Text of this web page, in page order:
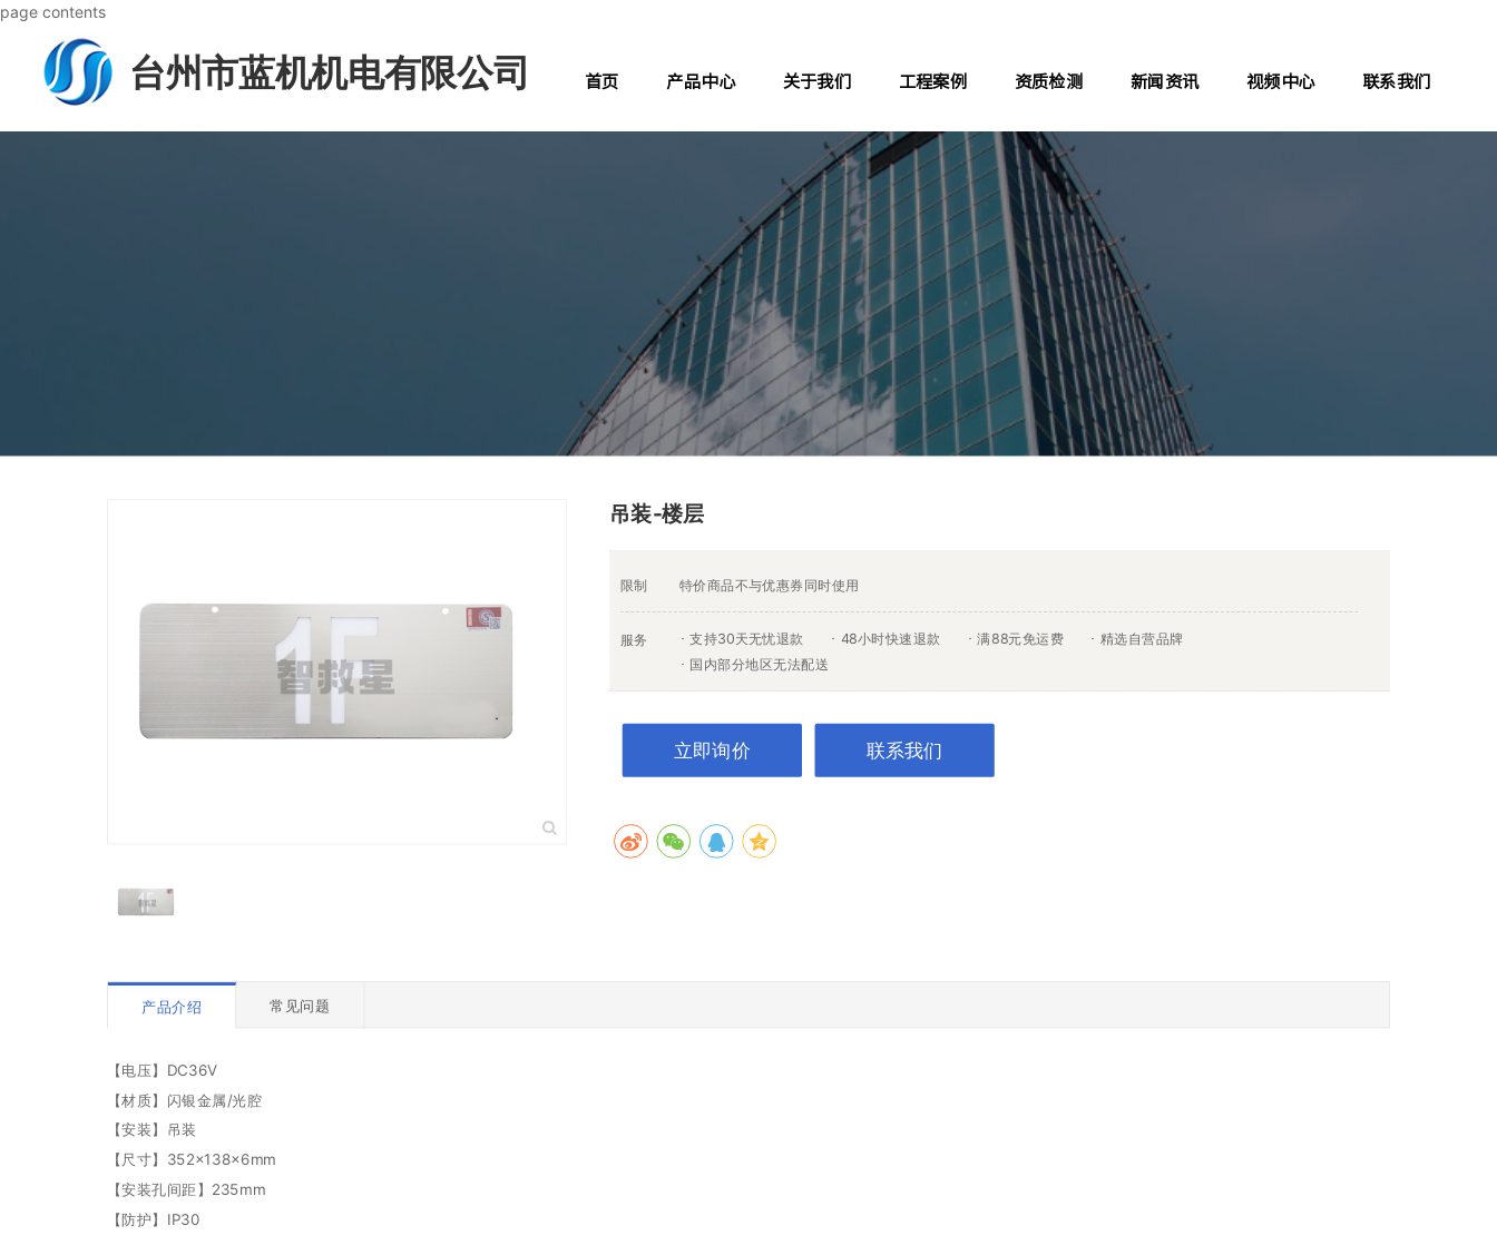
page contents
首页 产品中心 关于我们 工程案例 资质检测 新闻资讯 视频中心 联系我们
台州市蓝机机电有限公司
吊装-楼层
限制 特价商品不与优惠券同时使用
服务 支持30天无忧退款 48小时快速退款 满88元免运费
精选自营品牌
国内部分地区无法配送
立即询价 联系我们
产品介绍 常见问题
【电压】DC36V
【材质】闪银金属/光腔
【安装】吊装
【尺寸】352×138×6mm
【安装孔间距】235mm
【防护】IP30